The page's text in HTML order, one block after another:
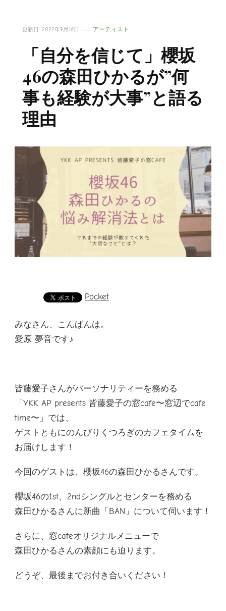
更新日: 2022年9月16日 アーティスト
「自分を信じて」櫻坂
46の森田ひかるが”何
事も経験が大事”と語る
理由
Pocket
みなさん、こんばんは。
愛原 夢音です♪
皆藤愛子さんがパーソナリティーを務める
「YKK AP presents 皆藤愛子の窓cafe〜窓辺でcafe
time〜」では、
ゲストともにのんびりくつろぎのカフェタイムを
お届けします！
今回のゲストは、櫻坂46の森田ひかるさんです。
櫻坂46の1st、2ndシングルとセンターを務める
森田ひかるさんに新曲「BAN」について伺います！
さらに、窓cafeオリジナルメニューで
森田ひかるさんの素顔にも迫ります。
どうぞ、最後までお付き合いください！